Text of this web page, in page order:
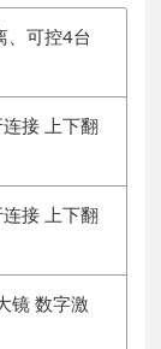
、可控4台
接 上下翻
接 上下翻
镜 数字激